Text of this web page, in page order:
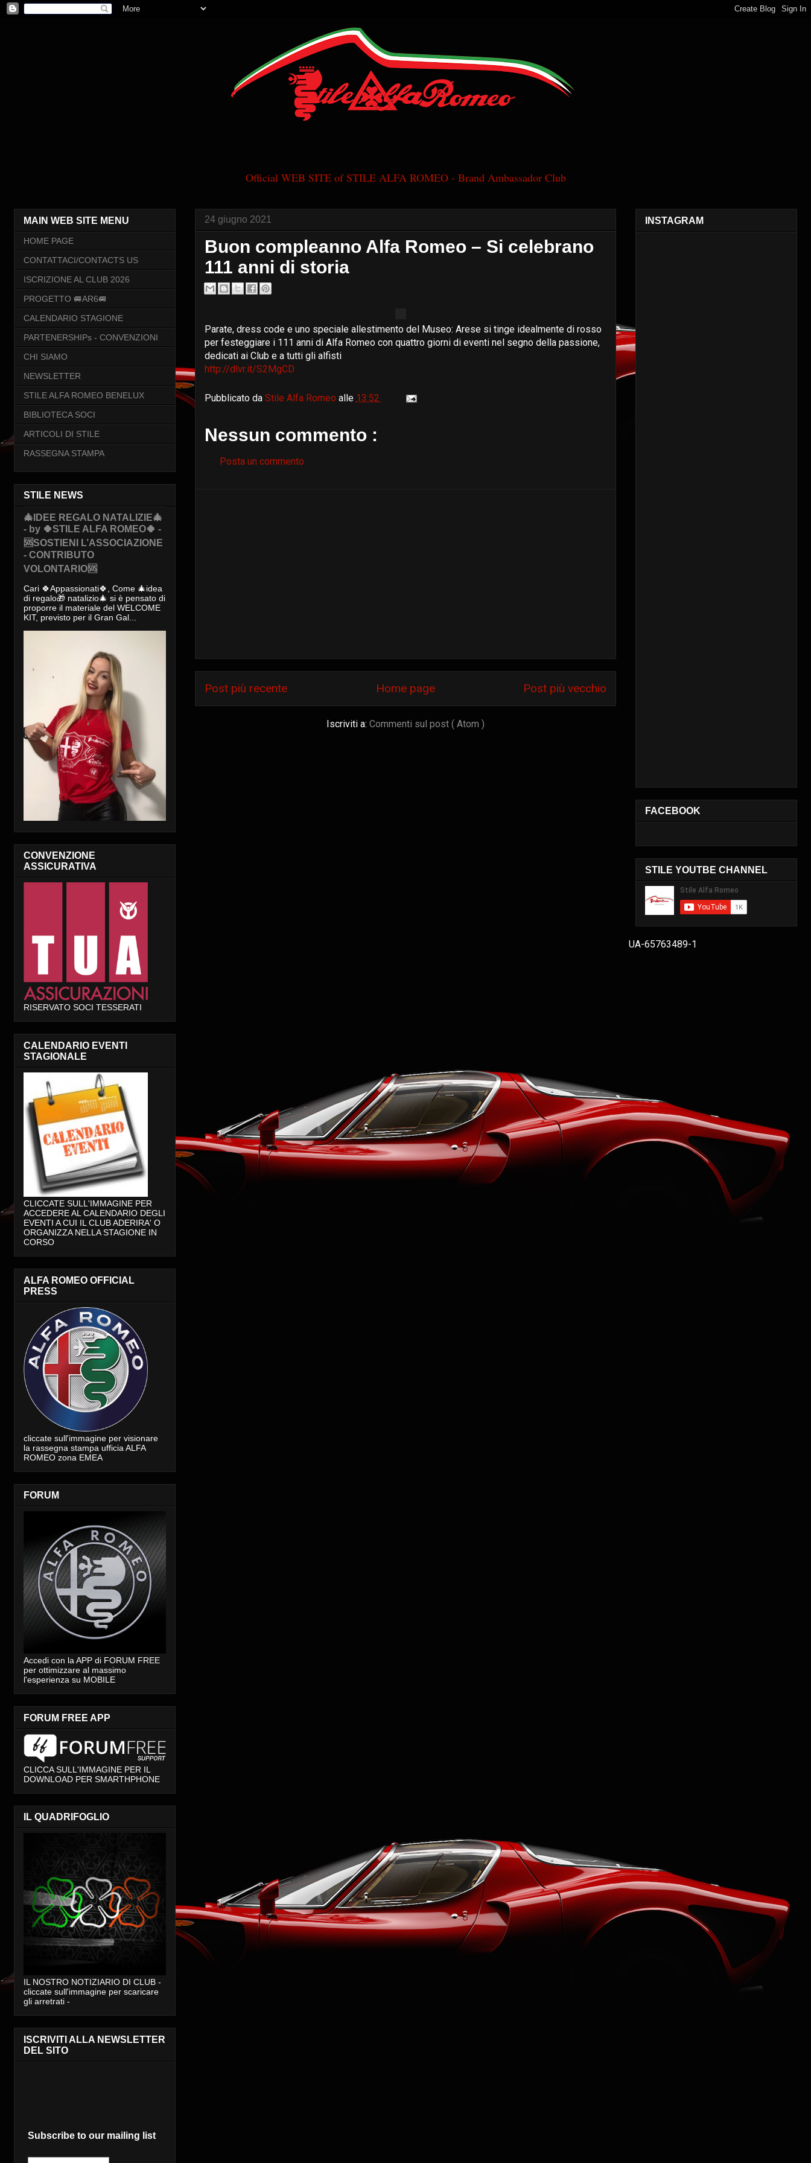
Official WEB SITE of STILE ALFA ROMEO - Brand Ambassador Club
24 giugno 2021
Buon compleanno Alfa Romeo – Si celebrano
111 anni di storia
Parate, dress code e uno speciale allestimento del Museo: Arese si tinge idealmente di rosso
per festeggiare i 111 anni di Alfa Romeo con quattro giorni di eventi nel segno della passione,
dedicati ai Club e a tutti gli alfisti
http://dlvr.it/S2MgCD
Pubblicato da Stile Alfa Romeo alle 13:52
Nessun commento :
Posta un commento
Post più recente Post più vecchio
Home page
Iscriviti a: Commenti sul post ( Atom )
MAIN WEB SITE MENU
HOME PAGE
CONTATTACI/CONTACTS US
ISCRIZIONE AL CLUB 2026
PROGETTO 🚐AR6🚐
CALENDARIO STAGIONE
PARTENERSHIPs - CONVENZIONI
CHI SIAMO
NEWSLETTER
STILE ALFA ROMEO BENELUX
BIBLIOTECA SOCI
ARTICOLI DI STILE
RASSEGNA STAMPA
STILE NEWS
🎄IDEE REGALO NATALIZIE🎄
- by 🍀STILE ALFA ROMEO🍀 -
🆘SOSTIENI L’ASSOCIAZIONE
- CONTRIBUTO
VOLONTARIO🆘
Cari 🍀Appassionati🍀, Come 🎄idea
di regalo🎁 natalizio🎄 si è pensato di
proporre il materiale del WELCOME
KIT, previsto per il Gran Gal...
CONVENZIONE
ASSICURATIVA
RISERVATO SOCI TESSERATI
CALENDARIO EVENTI
STAGIONALE
CLICCATE SULL'IMMAGINE PER
ACCEDERE AL CALENDARIO DEGLI
EVENTI A CUI IL CLUB ADERIRA' O
ORGANIZZA NELLA STAGIONE IN
CORSO
ALFA ROMEO OFFICIAL
PRESS
cliccate sull'immagine per visionare
la rassegna stampa ufficia ALFA
ROMEO zona EMEA
FORUM
Accedi con la APP di FORUM FREE
per ottimizzare al massimo
l'esperienza su MOBILE
FORUM FREE APP
CLICCA SULL'IMMAGINE PER IL
DOWNLOAD PER SMARTHPHONE
IL QUADRIFOGLIO
IL NOSTRO NOTIZIARIO DI CLUB -
cliccate sull'immagine per scaricare
gli arretrati -
ISCRIVITI ALLA NEWSLETTER
DEL SITO
Subscribe to our mailing list
INSTAGRAM
FACEBOOK
STILE YOUTBE CHANNEL
UA-65763489-1